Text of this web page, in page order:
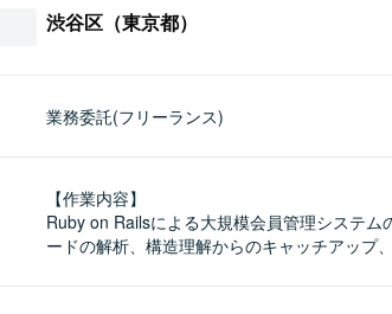
渋谷区（東京都）
業務委託(フリーランス)
【作業内容】
Ruby on Railsによる大規模会員管理システム
ードの解析、構造理解からのキャッチアップ